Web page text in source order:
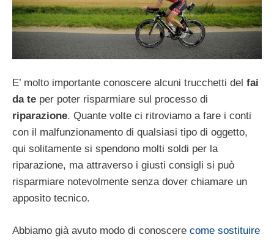
E’ molto importante conoscere alcuni trucchetti del fai
da te per poter risparmiare sul processo di
riparazione. Quante volte ci ritroviamo a fare i conti
con il malfunzionamento di qualsiasi tipo di oggetto,
qui solitamente si spendono molti soldi per la
riparazione, ma attraverso i giusti consigli si può
risparmiare notevolmente senza dover chiamare un
apposito tecnico.
Abbiamo già avuto modo di conoscere come sostituire